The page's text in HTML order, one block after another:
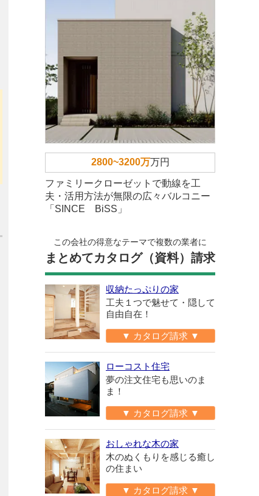
2800~3200万万円
ファミリークローゼットで動線を工
夫・活用方法が無限の広々バルコニー
「SINCE BiSS」
この会社の得意なテーマで複数の業者に
まとめてカタログ（資料）請求
収納たっぷりの家
工夫１つで魅せて・隠して
自由自在！
▼ カタログ請求 ▼
ローコスト住宅
夢の注文住宅も思いのま
ま！
▼ カタログ請求 ▼
おしゃれな木の家
木のぬくもりを感じる癒し
の住まい
▼ カタログ請求 ▼